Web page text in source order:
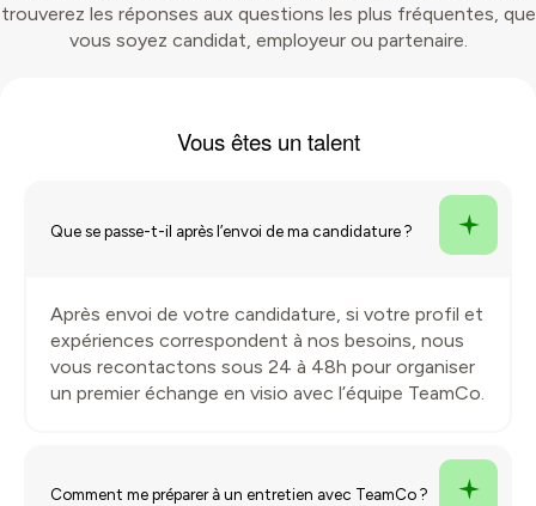
trouverez les réponses aux questions les plus fréquentes, que
vous soyez candidat, employeur ou partenaire.
Vous êtes untalent
Que se passe-t-il après l’envoi de ma candidature ?
Après envoi de votre candidature, si votre profil et
expériences correspondent à nos besoins, nous
vous recontactons sous 24 à 48h pour organiser
un premier échange en visio avec l’équipe TeamCo.
Comment me préparer à un entretien avec TeamCo ?